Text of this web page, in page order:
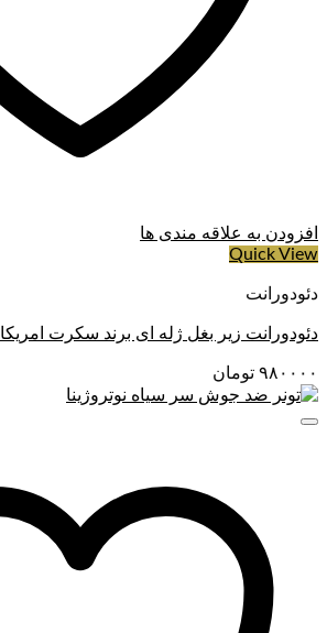
افزودن به علاقه مندی ها
Quick View
دئودورانت
دئودورانت زیر بغل ژله ای برند سکرت امریکا secret
۹۸۰۰۰۰ تومان